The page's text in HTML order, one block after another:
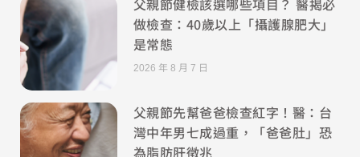
做檢查：40歲以上「攝護腺肥大」
是常態
2026 年 8 月 7 日
父親節先幫爸爸檢查紅字！醫：台
灣中年男七成過重，「爸爸肚」恐
為脂肪肝徵兆